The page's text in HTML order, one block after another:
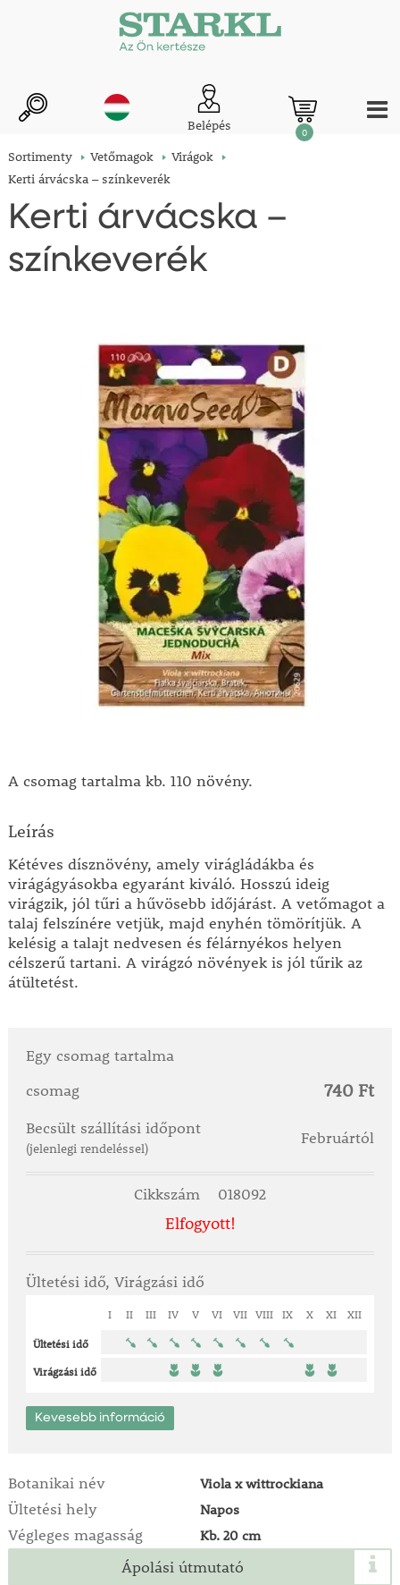
Belépés 0
Sortimenty Vetőmagok
Virágok
Kerti árvácska – színkeverék
Kerti árvácska –
színkeverék
A csomag tartalma kb. 110 növény.
Leírás
Kétéves dísznövény, amely virágládákba és
virágágyásokba egyaránt kiváló. Hosszú ideig
virágzik, jól tűri a hűvösebb időjárást. A vetőmagot a
talaj felszínére vetjük, majd enyhén tömörítjük. A
kelésig a talajt nedvesen és félárnyékos helyen
célszerű tartani. A virágzó növények is jól tűrik az
átültetést.
Egy csomag tartalma
csomag
740 Ft
Becsült szállítási időpont
(jelenlegi rendeléssel)
Februártól
Cikkszám 018092
Elfogyott!
Ültetési idő, Virágzási idő
I II III IV V VI VII VIII IX X XI XII
Ültetési idő
Virágzási idő
Kevesebb információ
Botanikai név Viola x wittrockiana
Ültetési hely Napos
Végleges magasság Kb. 20 cm
Ápolási útmutató